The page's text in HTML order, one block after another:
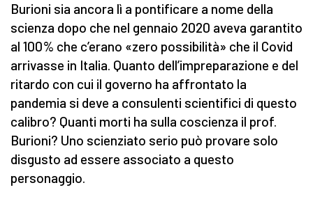
Burioni sia ancora lì a pontificare a nome della
scienza dopo che nel gennaio 2020 aveva garantito
al 100% che c’erano «zero possibilità» che il Covid
arrivasse in Italia. Quanto dell’impreparazione e del
ritardo con cui il governo ha affrontato la
pandemia si deve a consulenti scientifici di questo
calibro? Quanti morti ha sulla coscienza il prof.
Burioni? Uno scienziato serio può provare solo
disgusto ad essere associato a questo
personaggio.